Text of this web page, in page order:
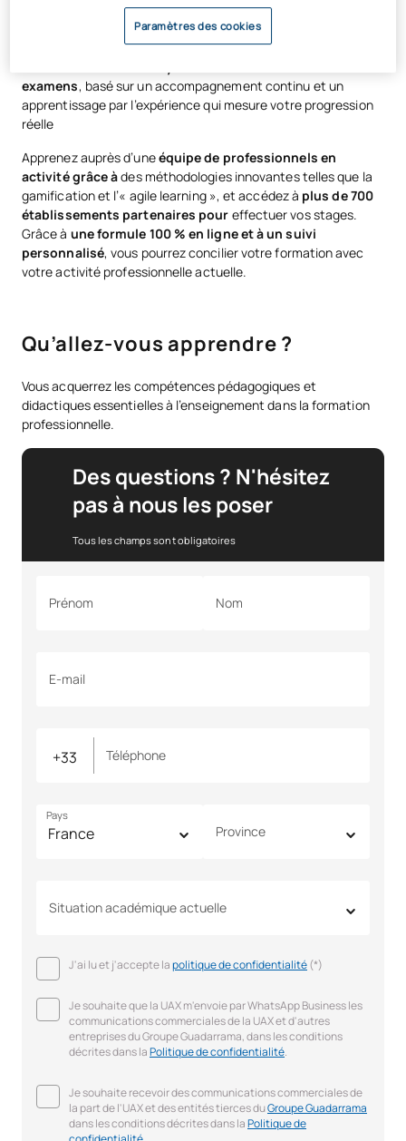
appliquée à la formation professionnelle tout en vous
spécialisant dans des domaines tels que la cuisine et la
pâtisserie, l’entretien des véhicules, l’esthétique ou la
examens, basé sur un accompagnement continu et un
apprentissage par l’expérience qui mesure votre progression
réelle
Apprenez auprès d’uneéquipe de professionnels en
activité grâce àdes méthodologies innovantes telles que la
gamification et l’« agile learning », et accédez à plus de 700
établissements partenaires pour effectuer vos stages.
Grâce à une formule 100 % en ligne et à un suivi
personnalisé, vous pourrez concilier votre formation avec
votre activité professionnelle actuelle.
Qu’allez-vous apprendre ?
Vous acquerrez les compétences pédagogiques et
didactiques essentielles à l’enseignement dans la formation
professionnelle.
Des questions ? N'hésitez
pas à nous les poser
Tous les champs sont obligatoires
Prénom Nom
E-mail
Téléphone
Pays
Province
Situation académique actuelle
J'ai lu et j'accepte lapolitique de confidentialité(*)
Je souhaite que la UAX m'envoie par WhatsApp Business les
communications commerciales de la UAX et d'autres
entreprises du Groupe Guadarrama, dans les conditions
décrites dans laPolitique de confidentialité.
Je souhaite recevoir des communications commerciales de
la part de l'UAX et des entités tierces duGroupe Guadarrama
dans les conditions décrites dans laPolitique de
Paramètres des cookies